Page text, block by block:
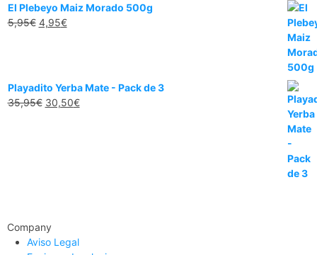
El Plebeyo Maiz Morado 500g
5,95€ 4,95€
Playadito Yerba Mate - Pack de 3
35,95€ 30,50€
Company
Aviso Legal